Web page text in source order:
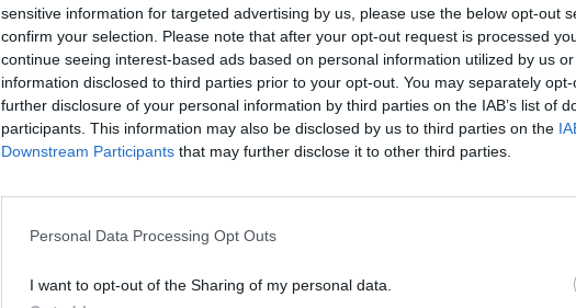
sensitive information for targeted advertising by us, please use the below opt-out
confirm your selection. Please note that after your opt-out request is processed
continue seeing interest-based ads based on personal information utilized by us
information disclosed to third parties prior to your opt-out. You may separately
further disclosure of your personal information by third parties on the IAB’s list of
participants. This information may also be disclosed by us to third parties on the
Downstream Participants that may further disclose it to other third parties.
Personal Data Processing Opt Outs
I want to opt-out of the Sharing of my personal data.
Ακολουθήστε το Culturenow.gr
Σχετικά Άρθρα